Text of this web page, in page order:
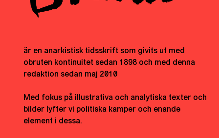
är en anarkistisk tidsskrift som givits ut med
obruten kontinuitet sedan 1898 och med denna
redaktion sedan maj 2010
Med fokus på illustrativa och analytiska texter och
bilder lyfter vi politiska kamper och enande
element i dessa.